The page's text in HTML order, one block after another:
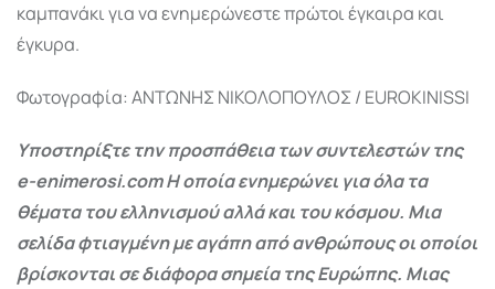
καμπανάκι για να ενημερώνεστε πρώτοι έγκαιρα και
έγκυρα.
Φωτογραφία: ΑΝΤΩΝΗΣ ΝΙΚΟΛΟΠΟΥΛΟΣ / EUROKINISSI
Υποστηρίξτε την προσπάθεια των συντελεστών της
e-enimerosi.com Η οποία ενημερώνει για όλα τα
θέματα του ελληνισμού αλλά και του κόσμου. Μια
σελίδα φτιαγμένη με αγάπη από ανθρώπους οι οποίοι
βρίσκονται σε διάφορα σημεία της Ευρώπης. Μιας